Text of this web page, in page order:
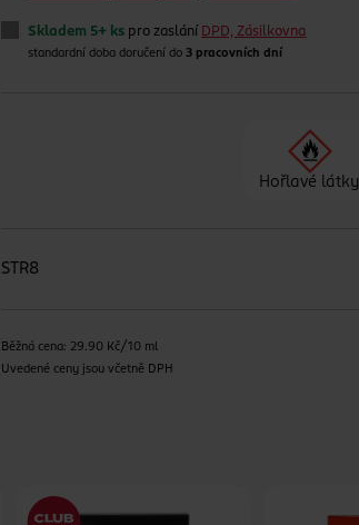
Skladem 5+ ks pro zaslání DPD, Zásilkovna
standardní doba doručení do 3 pracovních dní
Hořlavé látky
STR8
Běžná cena: 29.90 Kč/10 ml
Uvedené ceny jsou včetně DPH